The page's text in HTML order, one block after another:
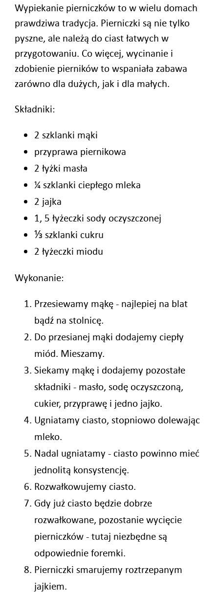
Wypiekanie pierniczków to w wielu domach
prawdziwa tradycja. Pierniczki są nie tylko
pyszne, ale należą do ciast łatwych w
przygotowaniu. Co więcej, wycinanie i
zdobienie pierników to wspaniała zabawa
zarówno dla dużych, jak i dla małych.
Składniki:
2 szklanki mąki
przyprawa piernikowa
2 łyżki masła
¼ szklanki ciepłego mleka
2 jajka
1, 5 łyżeczki sody oczyszczonej
⅓ szklanki cukru
2 łyżeczki miodu
Wykonanie:
Przesiewamy mąkę - najlepiej na blat
bądź na stolnicę.
Do przesianej mąki dodajemy ciepły
miód. Mieszamy.
Siekamy mąkę i dodajemy pozostałe
składniki - masło, sodę oczyszczoną,
cukier, przyprawę i jedno jajko.
Ugniatamy ciasto, stopniowo dolewając
mleko.
Nadal ugniatamy - ciasto powinno mieć
jednolitą konsystencję.
Rozwałkowujemy ciasto.
Gdy już ciasto będzie dobrze
rozwałkowane, pozostanie wycięcie
pierniczków - tutaj niezbędne są
odpowiednie foremki.
Pierniczki smarujemy roztrzepanym
jajkiem.